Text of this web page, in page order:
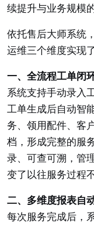
续提升与业务规模
依托售后大师系统
运维三个维度实现
一、全流程工单闭
系统支持手动录入
工单生成后自动智
务、领用配件、客
档，形成完整的服
录、可查可溯，管
变了以往服务过程
二、多维度报表自
每次服务完成后，